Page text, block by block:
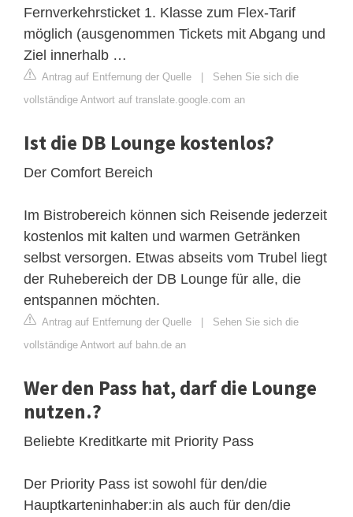
Fernverkehrsticket 1. Klasse zum Flex-Tarif
möglich (ausgenommen Tickets mit Abgang und
Ziel innerhalb …
Antrag auf Entfernung der Quelle | Sehen Sie sich die
vollständige Antwort auf translate.google.com an
Ist die DB Lounge kostenlos?
Der Comfort Bereich
Im Bistrobereich können sich Reisende jederzeit
kostenlos mit kalten und warmen Getränken
selbst versorgen. Etwas abseits vom Trubel liegt
der Ruhebereich der DB Lounge für alle, die
entspannen möchten.
Antrag auf Entfernung der Quelle | Sehen Sie sich die
vollständige Antwort auf bahn.de an
Wer den Pass hat, darf die Lounge
nutzen.?
Beliebte Kreditkarte mit Priority Pass
Der Priority Pass ist sowohl für den/die
Hauptkarteninhaber:in als auch für den/die